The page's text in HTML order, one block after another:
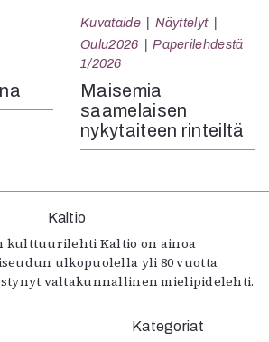
Kuvataide
Näyttelyt
Oulu2026
Paperilehdestä
1/2026
Maisemia
saamelaisen
nykytaiteen rinteiltä
Kaltio
kulttuurilehti Kaltio on ainoa
ulkopuolella yli 80 vuotta
valtakunnallinen mielipidelehti.
Kategoriat